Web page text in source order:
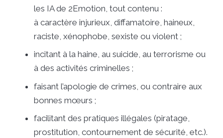
les IA de 2Emotion, tout contenu :
à caractère injurieux, diffamatoire, haineux,
raciste, xénophobe, sexiste ou violent ;
incitant à la haine, au suicide, au terrorisme ou
à des activités criminelles ;
faisant l’apologie de crimes, ou contraire aux
bonnes mœurs ;
facilitant des pratiques illégales (piratage,
prostitution, contournement de sécurité, etc.).